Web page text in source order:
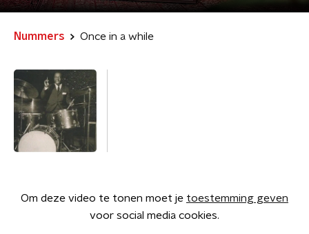
Nummers Once in a while
Om deze video te tonen moet je toestemming geven
voor social media cookies.